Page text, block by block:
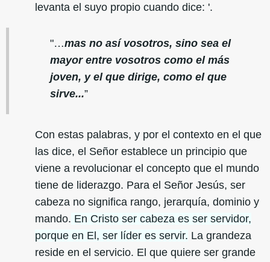
levanta el suyo propio cuando dice: '.
"…mas no así vosotros, sino sea el
mayor entre vosotros como el más
joven, y el que dirige, como el que
sirve...”
Con estas palabras, y por el contexto en el que
las dice, el Señor establece un principio que
viene a revolucionar el concepto que el mundo
tiene de liderazgo. Para el Señor Jesús, ser
cabeza no significa rango, jerarquía, dominio y
mando. En Cristo ser cabeza es ser servidor,
porque en El, ser líder es servir. La grandeza
reside en el servicio. El que quiere ser grande